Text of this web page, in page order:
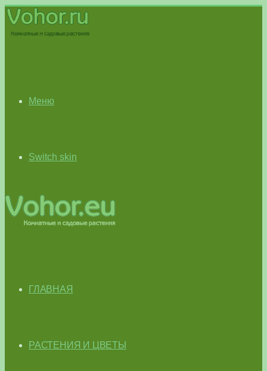
Меню
Switch skin
ГЛАВНАЯ
РАСТЕНИЯ И ЦВЕТЫ